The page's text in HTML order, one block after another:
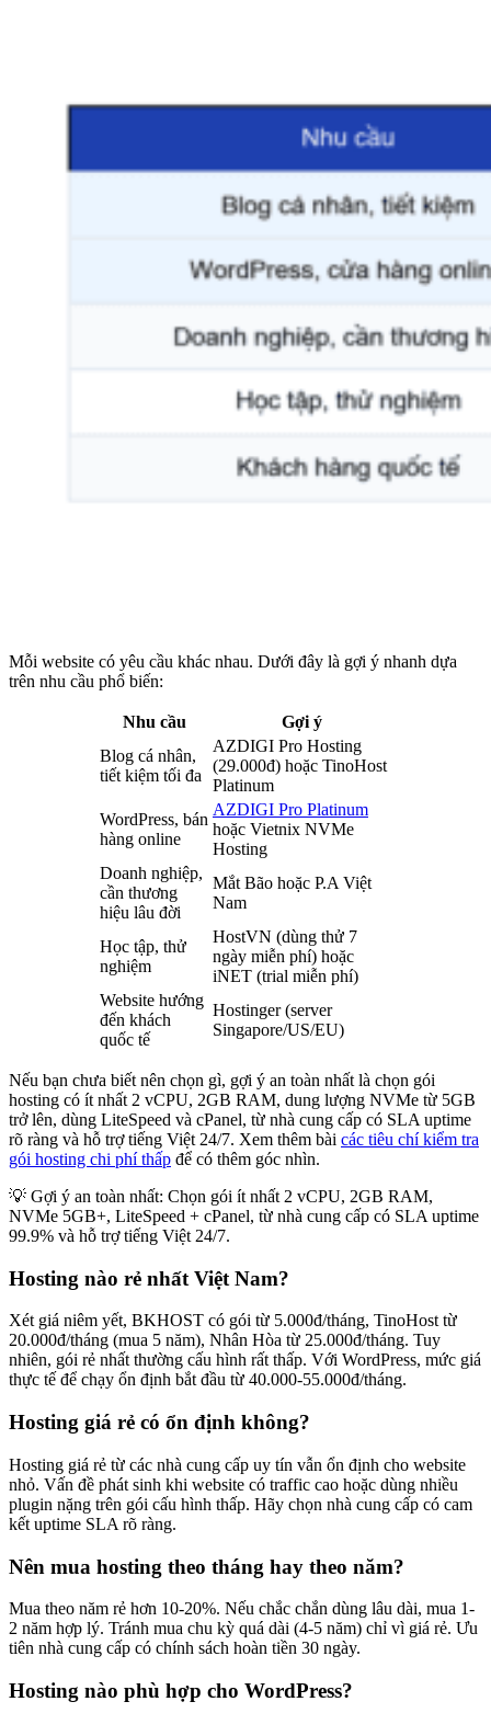
Mỗi website có yêu cầu khác nhau. Dưới đây là gợi ý nhanh dựa
trên nhu cầu phổ biến:
Nhu cầu
Gợi ý
Blog cá nhân,
tiết kiệm tối đa
AZDIGI Pro Hosting
(29.000đ) hoặc TinoHost
Platinum
WordPress, bán
hàng online
AZDIGI Pro Platinum
hoặc Vietnix NVMe
Hosting
Doanh nghiệp,
cần thương
hiệu lâu đời
Mắt Bão hoặc P.A Việt
Nam
Học tập, thử
nghiệm
HostVN (dùng thử 7
ngày miễn phí) hoặc
iNET (trial miễn phí)
Website hướng
đến khách
quốc tế
Hostinger (server
Singapore/US/EU)
Nếu bạn chưa biết nên chọn gì, gợi ý an toàn nhất là chọn gói
hosting có ít nhất 2 vCPU, 2GB RAM, dung lượng NVMe từ 5GB
trở lên, dùng LiteSpeed và cPanel, từ nhà cung cấp có SLA uptime
rõ ràng và hỗ trợ tiếng Việt 24/7. Xem thêm bài các tiêu chí kiểm tra
gói hosting chi phí thấp để có thêm góc nhìn.
💡 Gợi ý an toàn nhất: Chọn gói ít nhất 2 vCPU, 2GB RAM,
NVMe 5GB+, LiteSpeed + cPanel, từ nhà cung cấp có SLA uptime
99.9% và hỗ trợ tiếng Việt 24/7.
Hosting nào rẻ nhất Việt Nam?
Xét giá niêm yết, BKHOST có gói từ 5.000đ/tháng, TinoHost từ
20.000đ/tháng (mua 5 năm), Nhân Hòa từ 25.000đ/tháng. Tuy
nhiên, gói rẻ nhất thường cấu hình rất thấp. Với WordPress, mức giá
thực tế để chạy ổn định bắt đầu từ 40.000-55.000đ/tháng.
Hosting giá rẻ có ổn định không?
Hosting giá rẻ từ các nhà cung cấp uy tín vẫn ổn định cho website
nhỏ. Vấn đề phát sinh khi website có traffic cao hoặc dùng nhiều
plugin nặng trên gói cấu hình thấp. Hãy chọn nhà cung cấp có cam
kết uptime SLA rõ ràng.
Nên mua hosting theo tháng hay theo năm?
Mua theo năm rẻ hơn 10-20%. Nếu chắc chắn dùng lâu dài, mua 1-
2 năm hợp lý. Tránh mua chu kỳ quá dài (4-5 năm) chỉ vì giá rẻ. Ưu
tiên nhà cung cấp có chính sách hoàn tiền 30 ngày.
Hosting nào phù hợp cho WordPress?